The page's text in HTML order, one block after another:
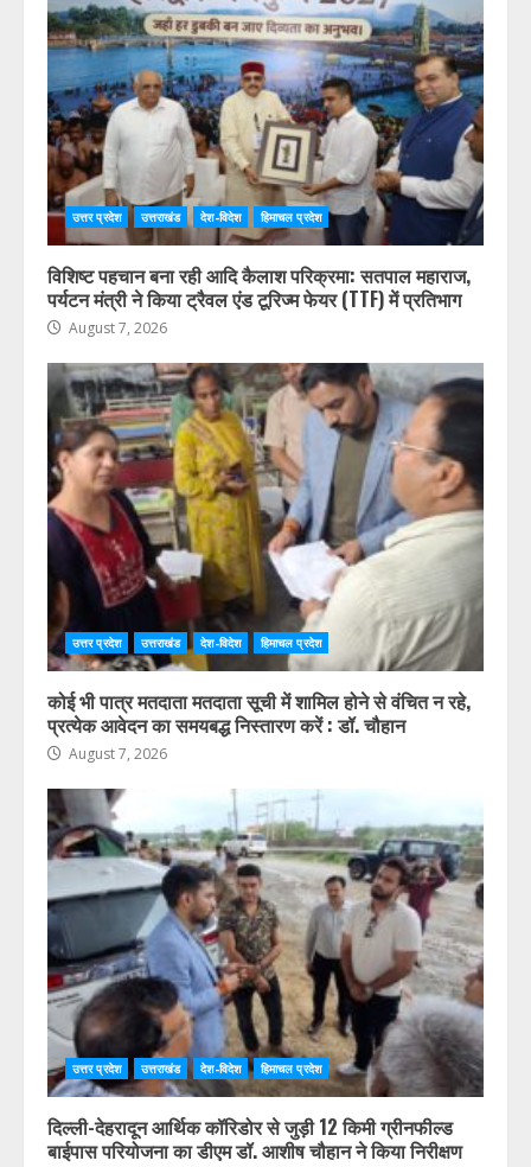
उत्तर प्रदेश उत्तराखंड देश-विदेश हिमाचल प्रदेश
विशिष्ट पहचान बना रही आदि कैलाश परिक्रमा: सतपाल महाराज,
पर्यटन मंत्री ने किया ट्रैवल एंड टूरिज्म फेयर (TTF) में प्रतिभाग
August 7, 2026
उत्तर प्रदेश उत्तराखंड देश-विदेश हिमाचल प्रदेश
कोई भी पात्र मतदाता मतदाता सूची में शामिल होने से वंचित न रहे,
प्रत्येक आवेदन का समयबद्ध निस्तारण करें : डॉ. चौहान
August 7, 2026
उत्तर प्रदेश उत्तराखंड देश-विदेश हिमाचल प्रदेश
दिल्ली-देहरादून आर्थिक कॉरिडोर से जुड़ी 12 किमी ग्रीनफील्ड
बाईपास परियोजना का डीएम डॉ. आशीष चौहान ने किया निरीक्षण